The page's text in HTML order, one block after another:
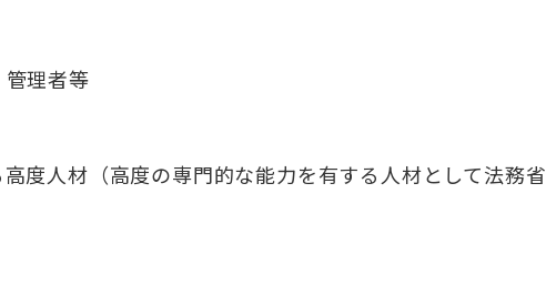
理者等
度人材 （高度の専門的な能力を有する人材として法務